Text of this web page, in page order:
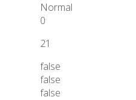
Normal
0
21
false
false
false